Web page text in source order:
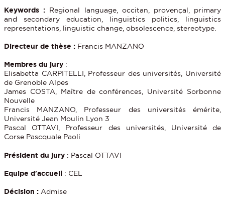
Keywords : Regional language, occitan, provençal, primary
and secondary education, linguistics politics, linguistics
representations, linguistic change, obsolescence, stereotype.
Directeur de thèse : Francis MANZANO
Membres du jury :
Elisabetta CARPITELLI, Professeur des universités, Université
de Grenoble Alpes
James COSTA, Maître de conférences, Université Sorbonne
Nouvelle
Francis MANZANO, Professeur des universités émérite,
Université Jean Moulin Lyon 3
Pascal OTTAVI, Professeur des universités, Université de
Corse Pascquale Paoli
Président du jury : Pascal OTTAVI
Equipe d'accueil : CEL
Décision : Admise